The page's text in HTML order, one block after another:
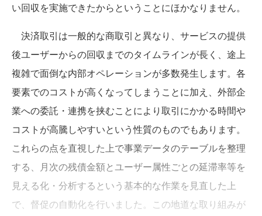
い回収を実施できたからということにほかなりません。
決済取引は一般的な商取引と異なり、サービスの提供
後ユーザーからの回収までのタイムラインが長く、途上
複雑で面倒な内部オペレーションが多数発生します。各
要素でのコストが高くなってしまうことに加え、外部企
業への委託・連携を挟むことにより取引にかかる時間や
コストが高騰しやすいという性質のものでもあります。
これらの点を直視した上で事業データのテーブルを整理
する、月次の残債金額とユーザー属性ごとの延滞率等を
見える化・分析するという基本的な作業を見直した上
で、督促の自動化を行いました。この地道な取り組みが